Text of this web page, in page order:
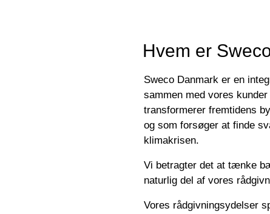
Hvem er
Sweco Danmark er en
sammen med vores
transformerer fremtidens
og som forsøger at finde
klimakrisen.
Vi betragter det at tænke
naturlig del af vores
Vores rådgivningsydelser